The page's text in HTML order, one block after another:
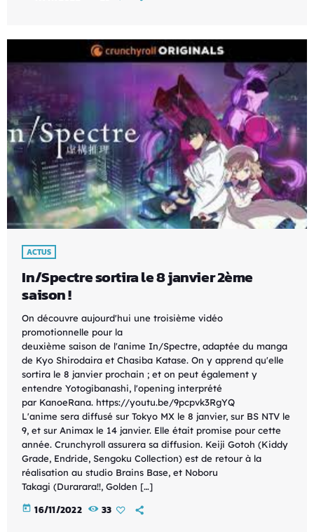
ACTUS
In/Spectre sortira le 8 janvier 2ème
saison !
On découvre aujourd'hui une troisième vidéo
promotionnelle pour la
deuxième saison de l'anime In/Spectre, adaptée du manga
de Kyo Shirodaira et Chasiba Katase. On y apprend qu'elle
sortira le 8 janvier prochain ; et on peut également y
entendre Yotogibanashi, l'opening interprété
par KanoeRana. https://youtu.be/9pcpvk3RgYQ
L'anime sera diffusé sur Tokyo MX le 8 janvier, sur BS NTV le
9, et sur Animax le 14 janvier. Elle était promise pour cette
année. Crunchyroll assurera sa diffusion. Keiji Gotoh (Kiddy
Grade, Endride, Sengoku Collection) est de retour à la
réalisation au studio Brains Base, et Noboru
Takagi (Durarara!!, Golden […]
today 16/11/2022 33